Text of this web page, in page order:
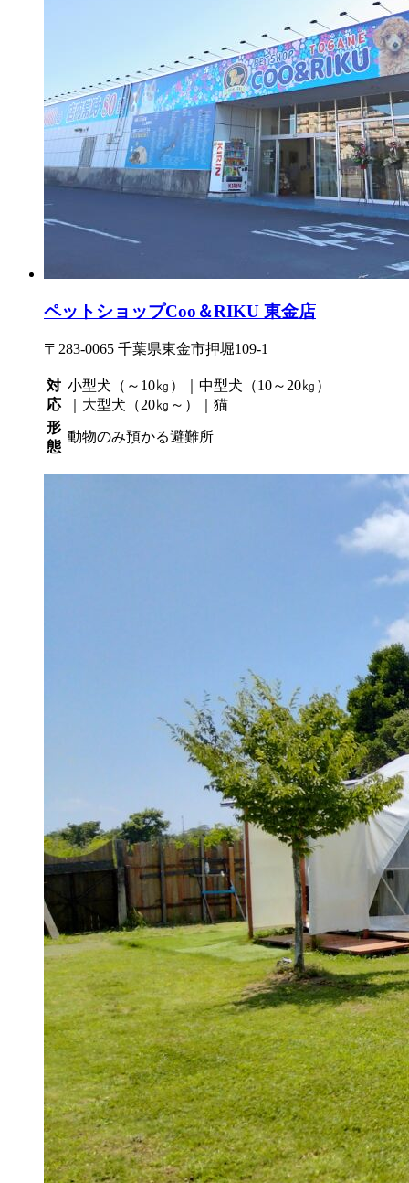
ペットショップCoo＆RIKU 東金店
〒283-0065 千葉県東金市押堀109-1
対
応
小型犬（～10㎏）｜中型犬（10～20㎏）
｜大型犬（20㎏～）｜猫
形
態
動物のみ預かる避難所